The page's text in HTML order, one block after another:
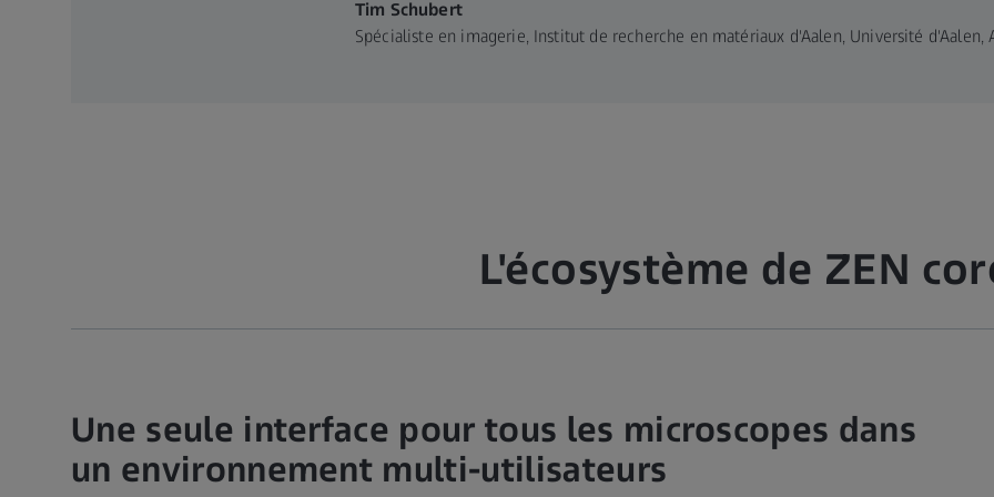
Tim Schubert
Spécialiste en imagerie, Institut de recherche en matériaux d'Aalen, Université d'Aalen,
L'écosystème de ZEN
Une seule interface pour tous les microscopes dans
un environnement multi-utilisateurs